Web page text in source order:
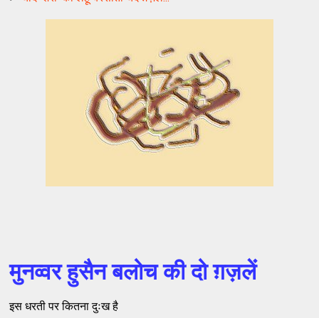
मुनव्वर हुसैन बलोच की दो ग़ज़लें
इस धरती पर कितना दुःख है